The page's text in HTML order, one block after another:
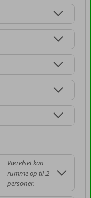
Værelset kan
rumme op til 2
personer.